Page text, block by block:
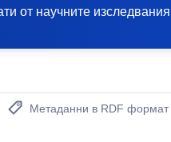
от научните
Метаданни в RDF формат